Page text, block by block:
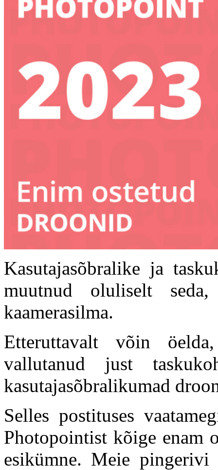
Kasutajasõbralike ja
muutnud oluliselt
kaamerasilma.
Etteruttavalt võin
vallutanud just
kasutajasõbralikumad
Selles postituses
Photopointist kõige enam
esikümne. Meie